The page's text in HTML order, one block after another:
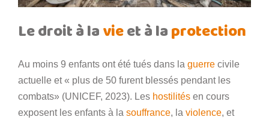
Le droit à lavieet à laprotection
Au moins 9 enfants ont été tués dans la guerre civile
actuelle et « plus de 50 furent blessés pendant les
combats» (UNICEF, 2023). Les hostilités en cours
exposent les enfants à la souffrance, la violence, et